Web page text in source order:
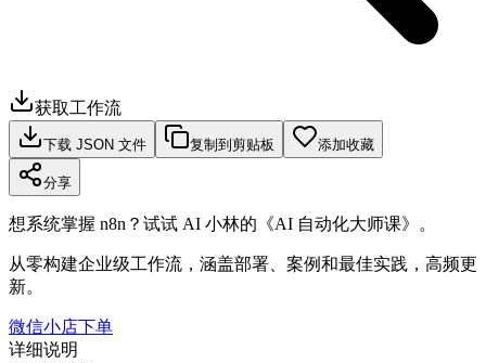
获取工作流
下载 JSON 文件 复制到剪贴板 添加收藏
分享
想系统掌握 n8n？试试 AI 小林的《AI 自动化大师课》。
从零构建企业级工作流，涵盖部署、案例和最佳实践，高频更
新。
微信小店下单
详细说明